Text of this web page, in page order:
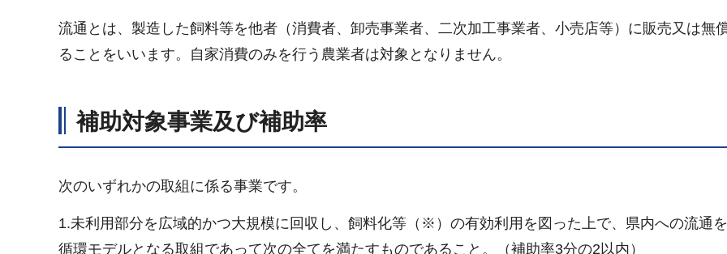
流通とは、製造した飼料等を他者（消費者、卸売事業者、二次加工事業者、小売店等）に販売又は無
ることをいいます。自家消費のみを行う農業者は対象となりません。
補助対象事業及び補助率
次のいずれかの取組に係る事業です。
1.未利用部分を広域的かつ大規模に回収し、飼料化等（※）の有効利用を図った上で、県内への流通
循環モデルとなる取組であって次の全てを満たすものであること。（補助率3分の2以内）